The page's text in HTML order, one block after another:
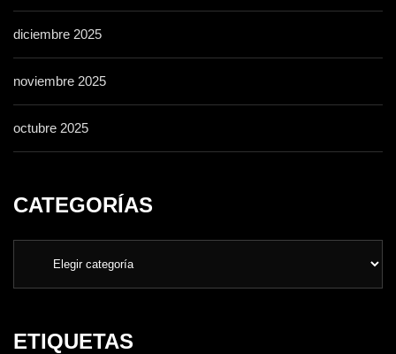
diciembre 2025
noviembre 2025
octubre 2025
CATEGORÍAS
ETIQUETAS